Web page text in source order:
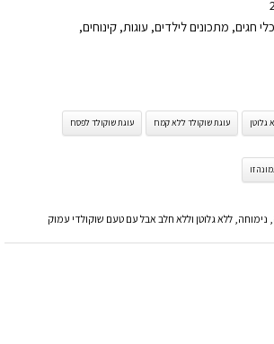
חגים, מתכונים לילדים, עוגות, קינוחים,
גלוטן עוגת שוקולד ללא קמח עוגת שוקולד לפסח
ללא גלוטן וללא חלב אבל עם טעם שוקולדי עמוק